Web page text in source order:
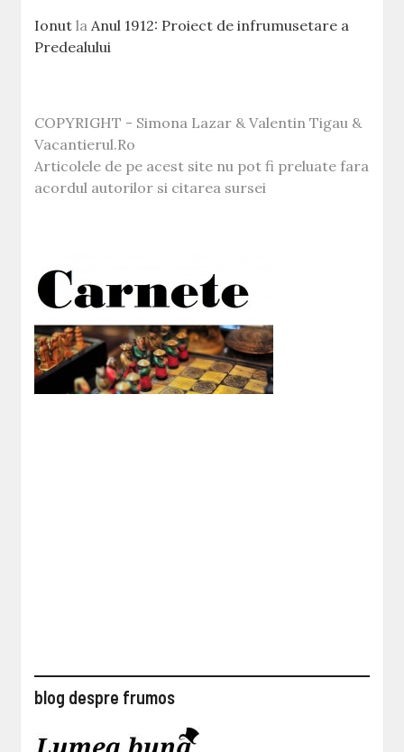
Ionut la Anul 1912: Proiect de infrumusetare a
Predealului
COPYRIGHT - Simona Lazar & Valentin Tigau &
Vacantierul.Ro
Articolele de pe acest site nu pot fi preluate fara
acordul autorilor si citarea sursei
blog despre frumos